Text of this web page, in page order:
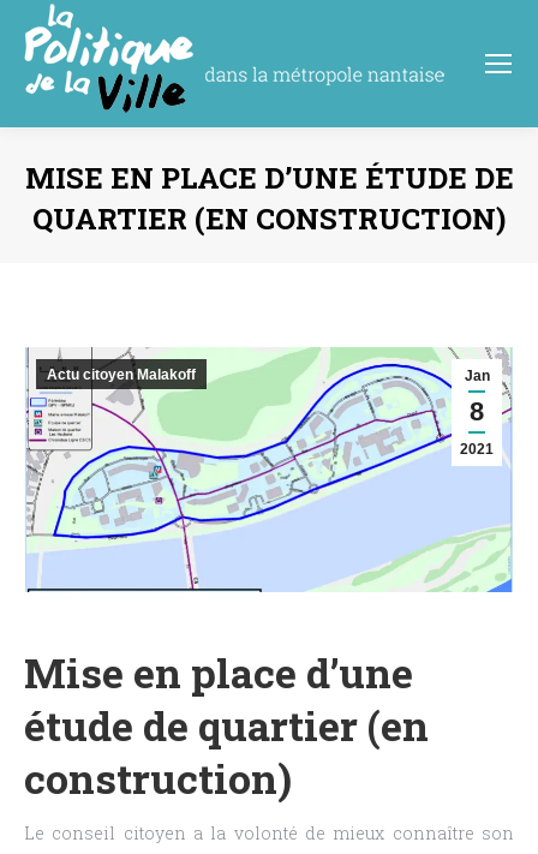
MISE EN PLACE D’UNE ÉTUDE DE
QUARTIER (EN CONSTRUCTION)
Jan
8
2021
Actu citoyen Malakoff
Mise en place d’une
étude de quartier (en
construction)
Le conseil citoyen a la volonté de mieux connaître son